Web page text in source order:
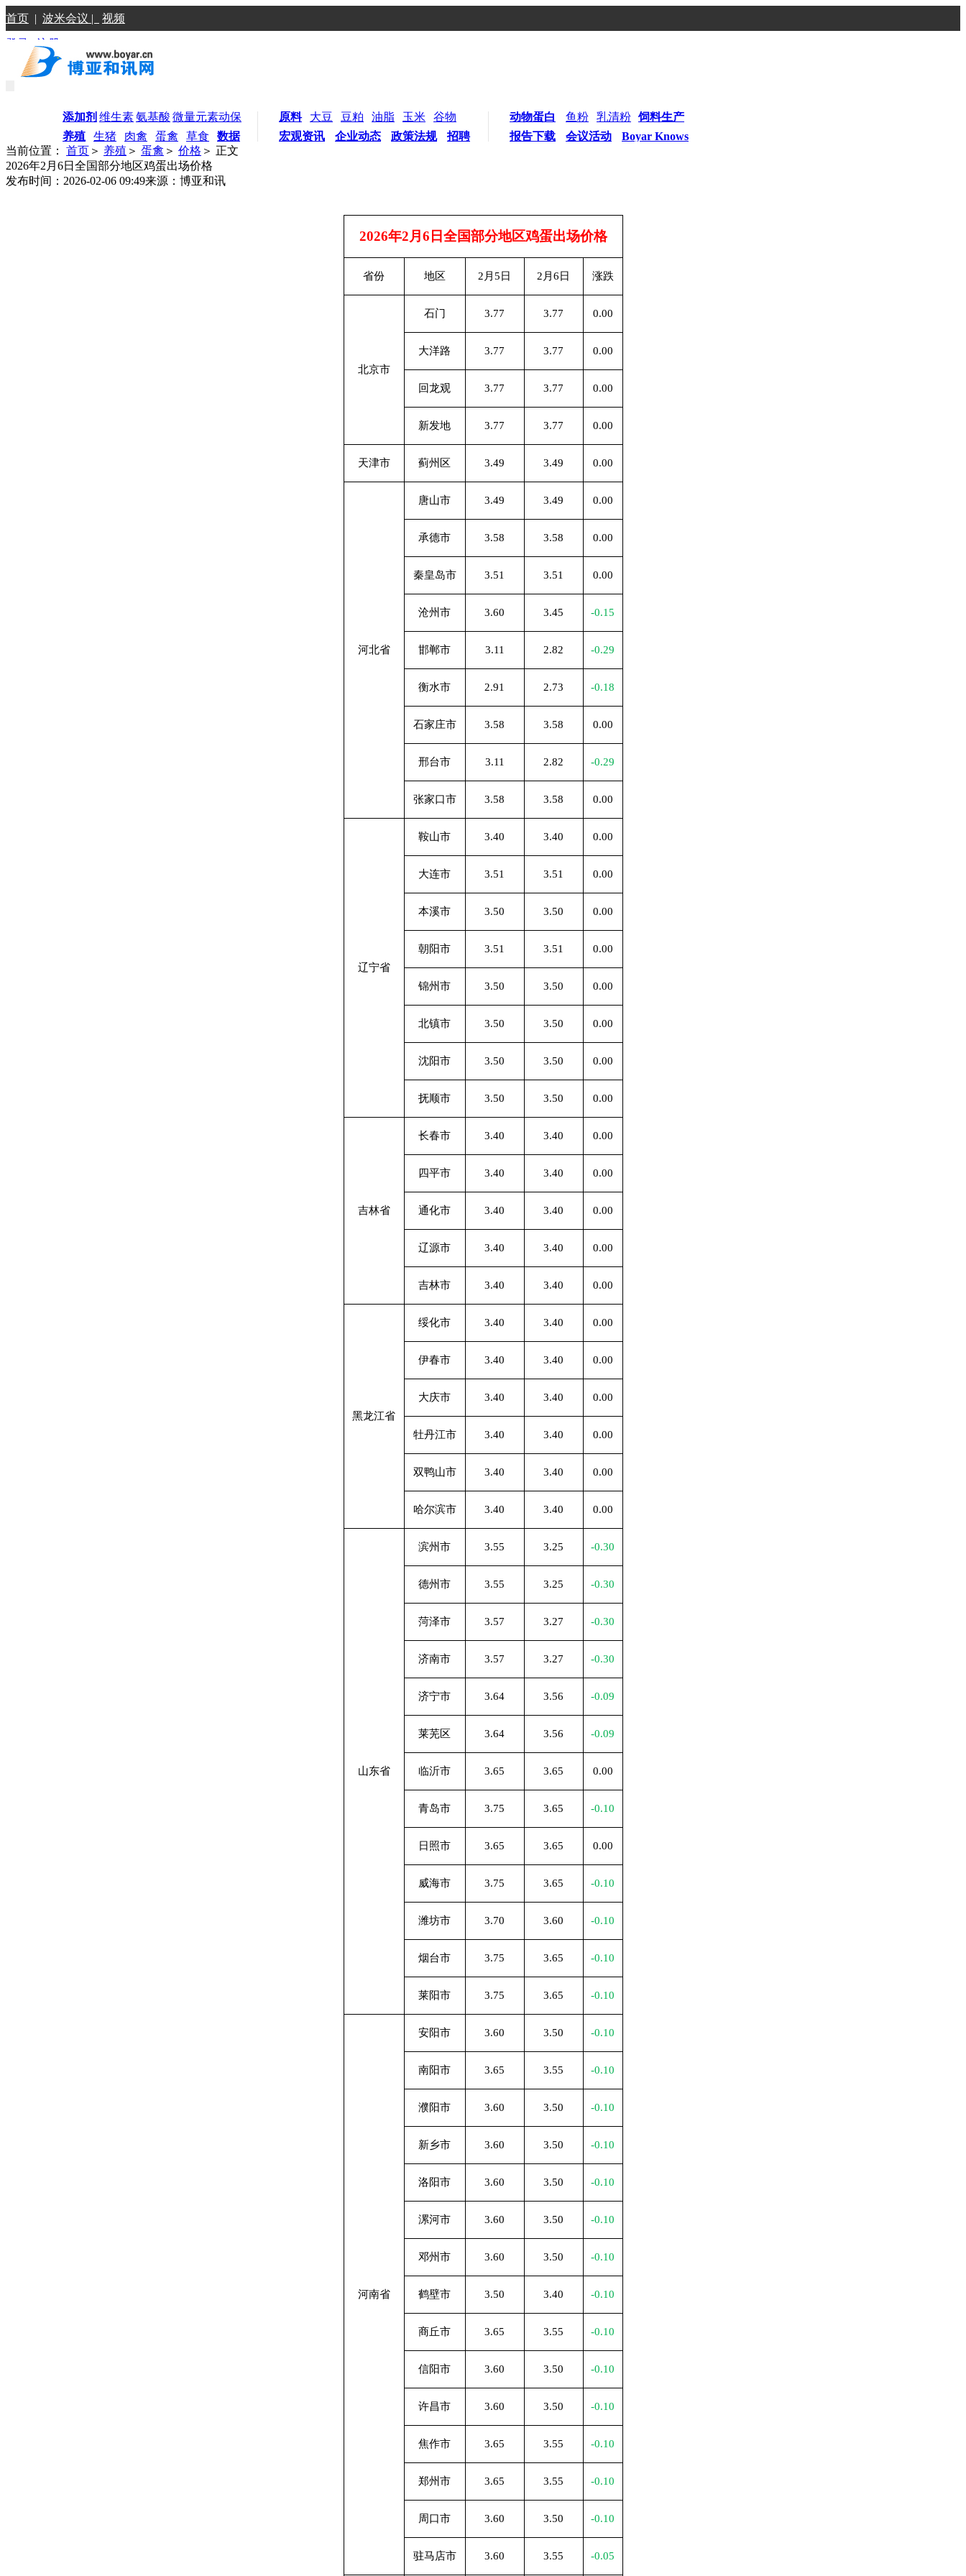
首页 | 波米会议 | 视频
登录 |注册
添加剂 维生素氨基酸 微量元素动保
养殖
生猪 肉禽 蛋禽 草食 数据
原料 大豆 豆粕 油脂 玉米
谷物
宏观资讯
企业动态 政策法规 招聘
动物蛋白 鱼粉 乳清粉 饲料生产
报告下载
会议活动
Boyar Knows
当前位置： 首页 ＞ 养殖 ＞ 蛋禽 ＞ 价格 ＞ 正文
2026年2月6日全国部分地区鸡蛋出场价格
发布时间：2026-02-06 09:49来源：博亚和讯
2026年2月6日全国部分地区鸡蛋出场价格
省份 地区 2 月5日 2 月6日 涨跌
北京市
石门 3.77 3.77 0.00
大洋路 3.77 3.77 0.00
回龙观 3.77 3.77 0.00
新发地 3.77 3.77 0.00
天津市 蓟州区 3.49 3.49 0.00
河北省
唐山市 3.49 3.49 0.00
承德市 3.58 3.58 0.00
秦皇岛市 3.51 3.51 0.00
沧州市 3.60 3.45 -0.15
邯郸市 3.11 2.82 -0.29
衡水市 2.91 2.73 -0.18
石家庄市 3.58 3.58 0.00
邢台市 3.11 2.82 -0.29
张家口市 3.58 3.58 0.00
辽宁省
鞍山市 3.40 3.40 0.00
大连市 3.51 3.51 0.00
本溪市 3.50 3.50 0.00
朝阳市 3.51 3.51 0.00
锦州市 3.50 3.50 0.00
北镇市 3.50 3.50 0.00
沈阳市 3.50 3.50 0.00
抚顺市 3.50 3.50 0.00
吉林省
长春市 3.40 3.40 0.00
四平市 3.40 3.40 0.00
通化市 3.40 3.40 0.00
辽源市 3.40 3.40 0.00
吉林市 3.40 3.40 0.00
黑龙江省
绥化市 3.40 3.40 0.00
伊春市 3.40 3.40 0.00
大庆市 3.40 3.40 0.00
牡丹江市 3.40 3.40 0.00
双鸭山市 3.40 3.40 0.00
哈尔滨市 3.40 3.40 0.00
山东省
滨州市 3.55 3.25 -0.30
德州市 3.55 3.25 -0.30
菏泽市 3.57 3.27 -0.30
济南市 3.57 3.27 -0.30
济宁市 3.64 3.56 -0.09
莱芜区 3.64 3.56 -0.09
临沂市 3.65 3.65 0.00
青岛市 3.75 3.65 -0.10
日照市 3.65 3.65 0.00
威海市 3.75 3.65 -0.10
潍坊市 3.70 3.60 -0.10
烟台市 3.75 3.65 -0.10
莱阳市 3.75 3.65 -0.10
河南省
安阳市 3.60 3.50 -0.10
南阳市 3.65 3.55 -0.10
濮阳市 3.60 3.50 -0.10
新乡市 3.60 3.50 -0.10
洛阳市 3.60 3.50 -0.10
漯河市 3.60 3.50 -0.10
邓州市 3.60 3.50 -0.10
鹤壁市 3.50 3.40 -0.10
商丘市 3.65 3.55 -0.10
信阳市 3.60 3.50 -0.10
许昌市 3.60 3.50 -0.10
焦作市 3.65 3.55 -0.10
郑州市 3.65 3.55 -0.10
周口市 3.60 3.50 -0.10
驻马店市 3.60 3.55 -0.05